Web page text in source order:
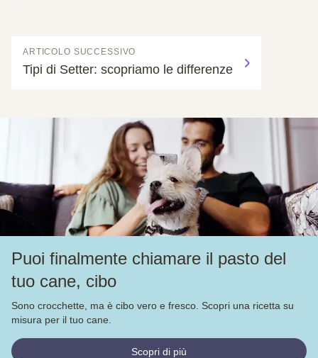
ARTICOLO SUCCESSIVO
Tipi di Setter: scopriamo le differenze
Puoi finalmente chiamare il pasto del
tuo cane, cibo
Sono crocchette, ma è cibo vero e fresco. Scopri una ricetta su
misura per il tuo cane.
Scopri di più